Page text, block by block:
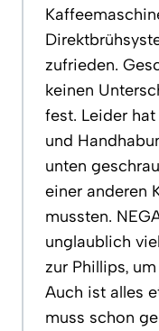
zufrieden.
keinen
fest. Leider
und
unten
einer anderen
mussten.
unglaublich
zur Phillips,
Auch ist alles
muss schon